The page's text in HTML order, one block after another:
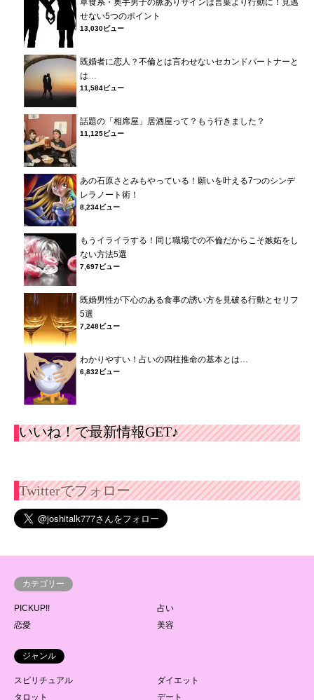
草食系・奥手男子の脈ありサインは言葉より行動に！見逃
せない5つのポイント
13,030ビュー
既婚者に恋人？不倫とは言わせないセカンドパートナーと
は…
11,584ビュー
話題の「相席屋」居酒屋って？もう行きました？
11,125ビュー
あの石原さとみもやっている！願いを叶える7つのシンデ
レラノート術！
8,234ビュー
もうイライラする！同じ職場での不倫だからこそ嫉妬をし
ない方法5選
7,697ビュー
既婚男性が下心のある食事の誘い方を見破る行動とセリフ
5選
7,248ビュー
わかりやすい！占いの四柱推命の基本とは…
6,832ビュー
いいね！で最新情報GET♪
Twitterでフォロー
カテゴリー
PICKUP!!
占い
恋愛
美容
ジャンル
スピリチュアル
ダイエット
タロット
デート